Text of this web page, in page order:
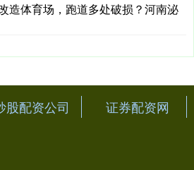
造体育场，跑道多处破损？河南泌
股配资公司 证券配资网